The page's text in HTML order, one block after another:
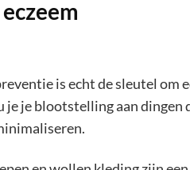
is echt de sleutel om
je je blootstelling aan